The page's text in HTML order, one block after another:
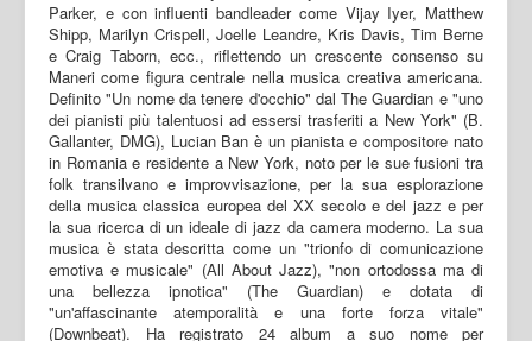
Parker, e con influenti bandleader come Vijay Iyer, Matthew
Shipp, Marilyn Crispell, Joelle Leandre, Kris Davis, Tim Berne
e Craig Taborn, ecc., riflettendo un crescente consenso su
Maneri come figura centrale nella musica creativa americana.
Definito "Un nome da tenere d'occhio" dal The Guardian e "uno
dei pianisti più talentuosi ad essersi trasferiti a New York" (B.
Gallanter, DMG), Lucian Ban è un pianista e compositore nato
in Romania e residente a New York, noto per le sue fusioni tra
folk transilvano e improvvisazione, per la sua esplorazione
della musica classica europea del XX secolo e del jazz e per
la sua ricerca di un ideale di jazz da camera moderno. La sua
musica è stata descritta come un "trionfo di comunicazione
emotiva e musicale" (All About Jazz), "non ortodossa ma di
una bellezza ipnotica" (The Guardian) e dotata di
"un'affascinante atemporalità e una forte forza vitale"
(Downbeat). Ha registrato 24 album a suo nome per